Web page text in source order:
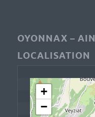
OYONNAX – AIN
LOCALISATION
+
−